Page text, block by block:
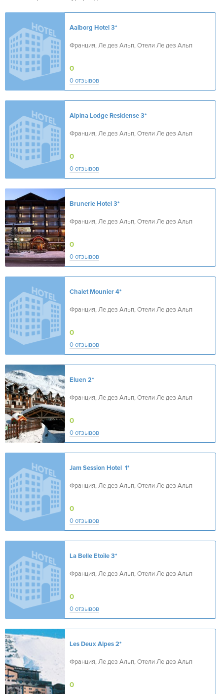
Aalborg Hotel3*
Франция, Ле дез Альп, Отели Ле дез Альп
0
0 отзывов
Alpina Lodge Residense3*
Франция, Ле дез Альп, Отели Ле дез Альп
0
0 отзывов
Brunerie Hotel3*
Франция, Ле дез Альп, Отели Ле дез Альп
0
0 отзывов
Chalet Mounier4*
Франция, Ле дез Альп, Отели Ле дез Альп
0
0 отзывов
Eluen 2*
Франция, Ле дез Альп, Отели Ле дез Альп
0
0 отзывов
Jam Session Hotel 1*
Франция, Ле дез Альп, Отели Ле дез Альп
0
0 отзывов
La Belle Etoile3*
Франция, Ле дез Альп, Отели Ле дез Альп
0
0 отзывов
Les Deux Alpes2*
Франция, Ле дез Альп, Отели Ле дез Альп
0